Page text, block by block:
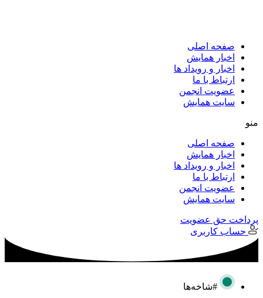
صفحه اصلی
اخبار همایش
اخبار و رویداد ها
ارتباط با ما
عضویت انجمن
سایت همایش
منو
صفحه اصلی
اخبار همایش
اخبار و رویداد ها
ارتباط با ما
عضویت انجمن
سایت همایش
پرداخت حق عضویت
حساب کاربری
#شاخه‌ها